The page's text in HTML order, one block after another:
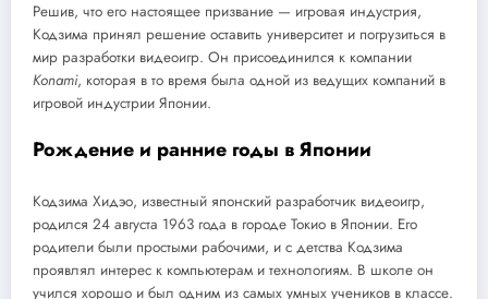
Решив, что его настоящее призвание — игровая индустрия,
Кодзима принял решение оставить университет и погрузиться в
мир разработки видеоигр. Он присоединился к компании
Konami, которая в то время была одной из ведущих компаний в
игровой индустрии Японии.
Рождение и ранние годы в Японии
Кодзима Хидэо, известный японский разработчик видеоигр,
родился 24 августа 1963 года в городе Токио в Японии. Его
родители были простыми рабочими, и с детства Кодзима
проявлял интерес к компьютерам и технологиям. В школе он
учился хорошо и был одним из самых умных учеников в классе.